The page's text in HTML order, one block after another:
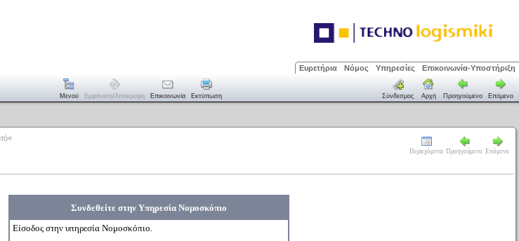
Ευρετήρια Νόμος Υπηρεσίες Επικοινωνία-Υποστήριξη
Μενού Εμφάνιση/απόκρυψη Επικοινωνία Εκτύπωση Σύνδεσμος Αρχή Προηγούμενο Επόμενο